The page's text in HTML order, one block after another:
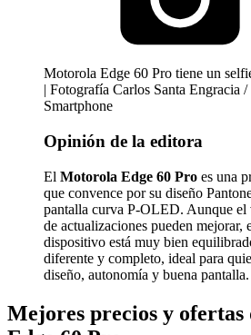
Motorola Edge 60 Pro tiene un
| Fotografía Carlos Santa Engracia /
Smartphone
Opinión de la editora
El Motorola Edge 60 Pro es una
que convence por su diseño
pantalla curva P-OLED. Aunque el
de actualizaciones pueden mejorar,
dispositivo está muy bien
diferente y completo, ideal para
diseño, autonomía y buena pantalla.
Mejores precios y